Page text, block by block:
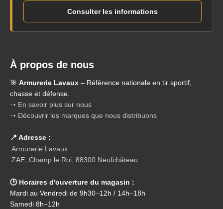
Consulter les informations
À propos de nous
🎯 Armurerie Lavaux – Référence nationale en tir sportif,
chasse et défense.
➝ En savoir plus sur nous
➝ Découvrir les marques que nous distribuons
📍 Adresse :
Armurerie Lavaux
ZAE, Champ le Roi, 88300 Neufchâteau
🕑 Horaires d'ouverture du magasin :
Mardi au Vendredi de 9h30–12h / 14h–18h
Samedi 8h–12h